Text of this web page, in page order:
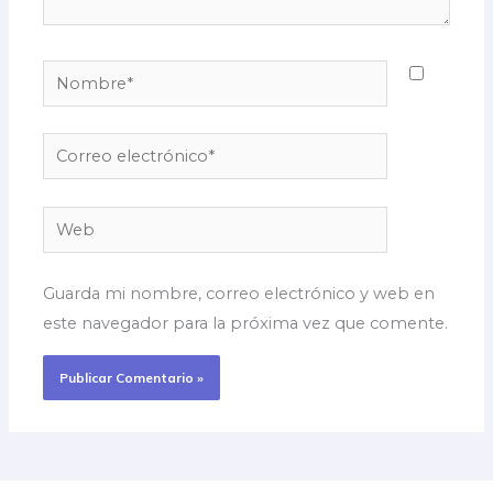
Nombre*
Correo
electrónico*
Web
Guarda mi nombre, correo electrónico y web en
este navegador para la próxima vez que comente.